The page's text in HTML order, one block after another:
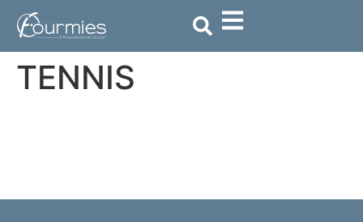
principal
TENNIS